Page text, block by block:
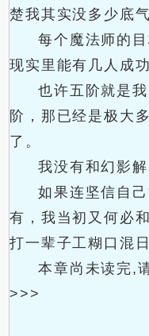
楚我其实没多少底气
每个魔法师的
现实里能有几人成功
也许五阶就是
阶，那已经是极大
了。
我没有和幻影解
如果连坚信自
有，我当初又何必
打一辈子工糊口混
本章尚未读完,
>>>